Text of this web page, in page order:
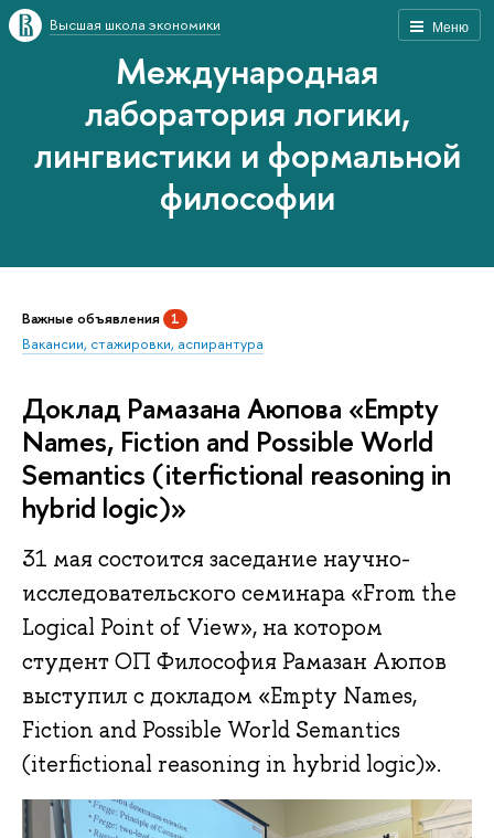
Меню
Высшая школа экономики
Международная
лаборатория логики,
лингвистики и формальной
философии
Важные объявления 1
Вакансии, стажировки, аспирантура
Доклад Рамазана Аюпова «Empty
Names, Fiction and Possible World
Semantics (iterfictional reasoning in
hybrid logic)»
31 мая состоится заседание научно-
исследовательского семинара «From the
Logical Point of View», на котором
студент ОП Философия Рамазан Аюпов
выступил с докладом «Empty Names,
Fiction and Possible World Semantics
(iterfictional reasoning in hybrid logic)».